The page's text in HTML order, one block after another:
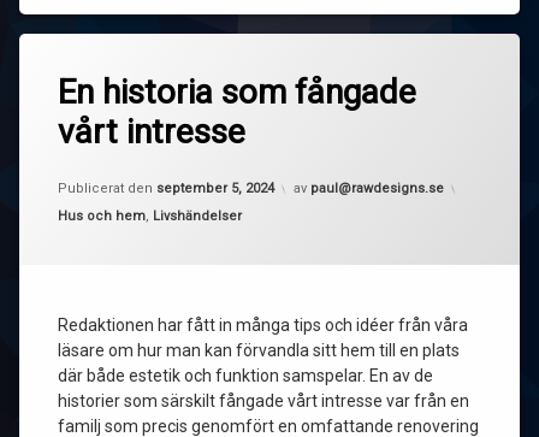
En historia som fångade
vårt intresse
Publicerat den september 5, 2024
Uppdaterad den
av paul@rawdesigns.se
Kategorier:
Hus och hem, Livshändelser
Redaktionen har fått in många tips och idéer från våra
läsare om hur man kan förvandla sitt hem till en plats
där både estetik och funktion samspelar. En av de
historier som särskilt fångade vårt intresse var från en
familj som precis genomfört en omfattande renovering